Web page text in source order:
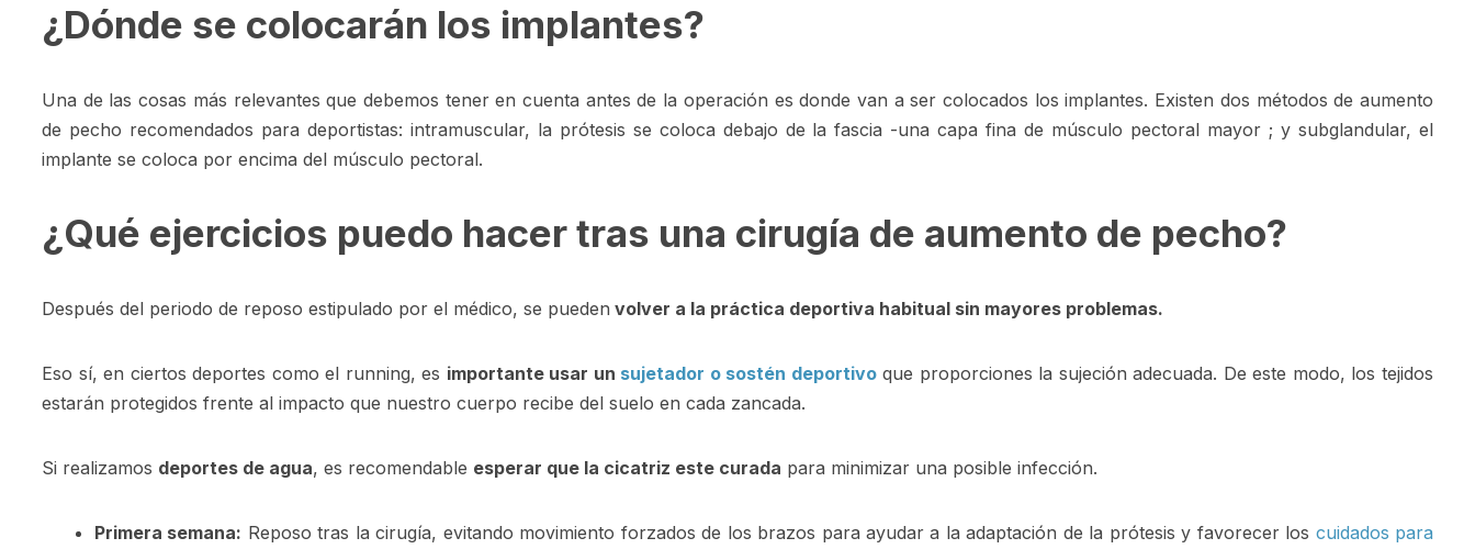
¿Dónde se colocarán los implantes?
Una de las cosas más relevantes que debemos tener en cuenta antes de la operación es donde van a ser colocados los implantes. Existen dos métodos de aumento
de pecho recomendados para deportistas: intramuscular, la prótesis se coloca debajo de la fascia -una capa fina de músculo pectoral mayor ; y subglandular, el
implante se coloca por encima del músculo pectoral.
¿Qué ejercicios puedo hacer tras una cirugía de aumento de pecho?
Después del periodo de reposo estipulado por el médico, se pueden volver a la práctica deportiva habitual sin mayores problemas.
Eso sí, en ciertos deportes como el running, es importante usar un sujetador o sostén deportivoque proporciones la sujeción adecuada. De este modo, los tejidos
estarán protegidos frente al impacto que nuestro cuerpo recibe del suelo en cada zancada.
Si realizamos deportes de agua, es recomendable esperar que la cicatriz este curada para minimizar una posible infección.
Primera semana: Reposo tras la cirugía, evitando movimiento forzados de los brazos para ayudar a la adaptación de la prótesis y favorecer los cuidados para